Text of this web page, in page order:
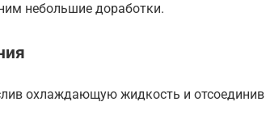
небольшие доработки.
охлаждающую жидкость и отсоединив